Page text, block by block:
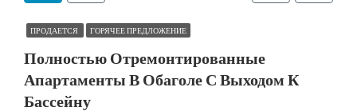
ПРОДАЕТСЯ ГОРЯЧЕЕ ПРЕДЛОЖЕНИЕ
Полностью Отремонтированные
Апартаменты В Обаголе С Выходом К
Бассейну